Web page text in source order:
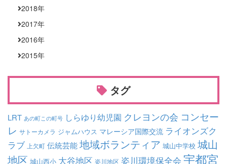
2018年
2017年
2016年
2015年
タグ
LRT あの町この町号 しらゆり幼児園 クレヨンの会 コンセー
レ サトーカメラ ジャムハウス マレーシア国際交流 ライオンズク
ラブ 上欠町 伝統芸能地域ボランティア 城山中学校 城山
地区 城山西小 大谷地区 姿川地区 姿川環境保全会 宇都宮